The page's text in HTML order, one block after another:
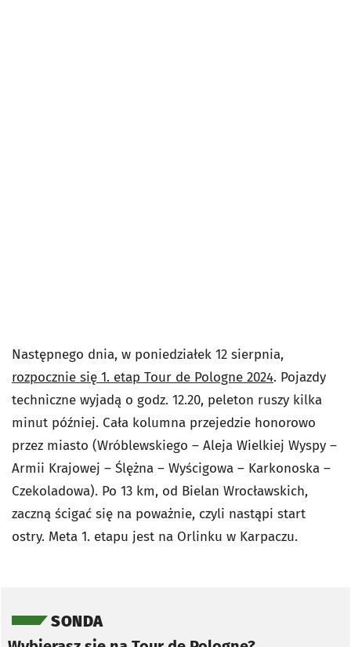
Następnego dnia, w poniedziałek 12 sierpnia,
rozpocznie się 1. etap Tour de Pologne 2024. Pojazdy
techniczne wyjadą o godz. 12.20, peleton ruszy kilka
minut później. Cała kolumna przejedzie honorowo
przez miasto (Wróblewskiego – Aleja Wielkiej Wyspy –
Armii Krajowej – Ślężna – Wyścigowa – Karkonoska –
Czekoladowa). Po 13 km, od Bielan Wrocławskich,
zaczną ścigać się na poważnie, czyli nastąpi start
ostry. Meta 1. etapu jest na Orlinku w Karpaczu.
SONDA